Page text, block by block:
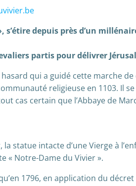
depuis près d’un
partis pour délivrer
qui a guidé cette marche
religieuse en 1103. Il
cas certain que l’Abbaye de
statue intacte d’une Vierge à
« Notre-Dame du Vivier ».
1796, en application du